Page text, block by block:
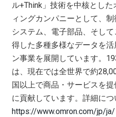
ル+Think 」技術を中核とし
ィングカンパニーとして、
システム、電子部品、そし
得した多種多様なデータを
ン事業を展開しています。
は、現在では全世界で約
国以上で商品・サービスを
に貢献しています。詳細につ
https://www.omron.com/jp/ja/